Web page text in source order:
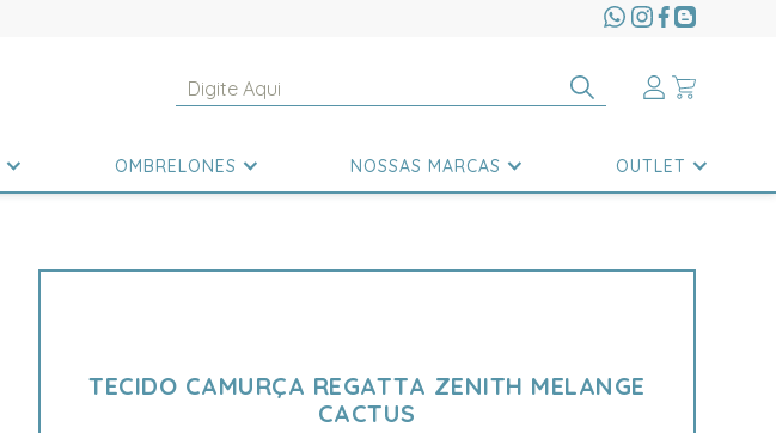
OMBRELONES NOSSAS MARCAS OUTLET
TECIDO CAMURÇA REGATTA ZENITH MELANGE
CACTUS